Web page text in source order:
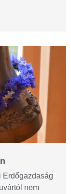
Erdőgazdaság
nem